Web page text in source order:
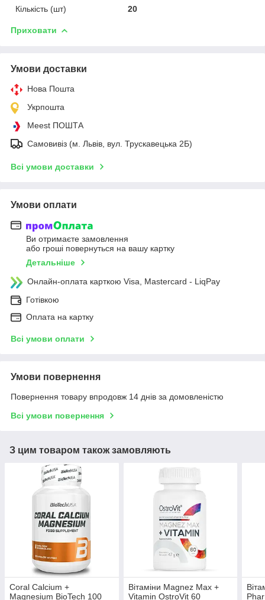
Кількість (шт)
20
Приховати
Умови доставки
Нова Пошта
Укрпошта
Meest ПОШТА
Самовивіз (м. Львів, вул. Трускавецька 2Б)
Всі умови доставки
Умови оплати
Ви отримаєте замовлення
або гроші повернуться на вашу картку
Детальніше
Онлайн-оплата карткою Visa, Mastercard - LiqPay
Готівкою
Оплата на картку
Всі умови оплати
Умови повернення
Повернення товару впродовж 14 днів за домовленістю
Всі умови повернення
З цим товаром також замовляють
Coral Calcium +
Magnesium BioTech 100
Вітаміни Magnez Max +
Vitamin OstroVit 60